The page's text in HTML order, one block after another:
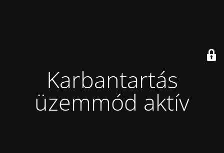
Karbantartás
üzemmód aktív